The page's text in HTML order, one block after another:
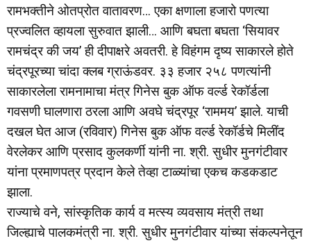
रामभक्तीने ओतप्रोत वातावरण… एका क्षणाला हजारो पणत्या
प्रज्वलित व्हायला सुरुवात झाली… आणि बघता बघता ‘सियावर
रामचंद्र की जय’ ही दीपाक्षरे अवतरी. हे विहंगम दृष्य साकारले होते
चंद्रपूरच्या चांदा क्लब ग्राऊंडवर. ३३ हजार २५८ पणत्यांनी
साकारलेला रामनामाचा मंत्र गिनेस बुक ऑफ वर्ल्ड रेकॉर्डला
गवसणी घालणारा ठरला आणि अवघे चंद्रपूर ‘राममय’ झाले. याची
दखल घेत आज (रविवार) गिनेस बुक ऑफ वर्ल्ड रेकॉर्डचे मिलींद
वेरलेकर आणि प्रसाद कुलकर्णी यांनी ना. श्री. सुधीर मुनगंटीवार
यांना प्रमाणपत्र प्रदान केले तेव्हा टाळ्यांचा एकच कडकडाट
झाला.
राज्याचे वने, सांस्कृतिक कार्य व मत्स्य व्यवसाय मंत्री तथा
जिल्ह्याचे पालकमंत्री ना. श्री. सुधीर मुनगंटीवार यांच्या संकल्पनेतून